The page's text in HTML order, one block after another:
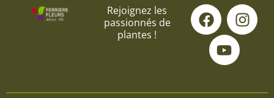
Rejoignez les
passionnés de
plantes !
F
a
c
e
o
I
n
s
g
Y
o
u
t
u
b